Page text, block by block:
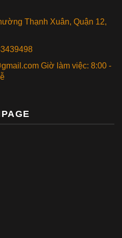
Thạnh Xuân, Quận 12,
Giờ làm việc: 8:00 -